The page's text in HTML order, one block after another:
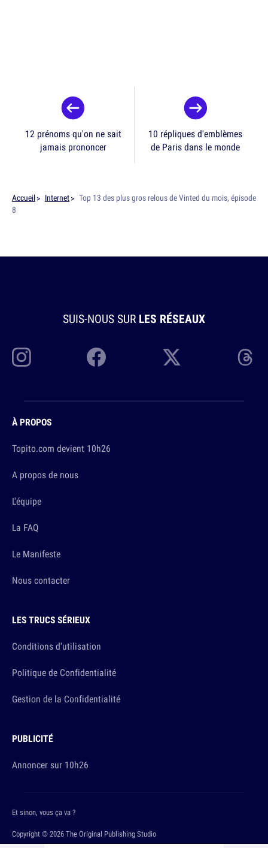
12 prénoms qu'on ne sait
jamais prononcer
10 répliques d'emblèmes
de Paris dans le monde
Accueil Internet
Top 13 des plus gros relous de Vinted du mois, épisode
8
SUIS-NOUS SUR LES RÉSEAUX
À PROPOS
Topito.com devient 10h26
A propos de nous
L'équipe
La FAQ
Le Manifeste
Nous contacter
LES TRUCS SÉRIEUX
Conditions d'utilisation
Politique de Confidentialité
Gestion de la Confidentialité
PUBLICITÉ
Annoncer sur 10h26
Copyright © 2026 The Original Publishing Studio
Et sinon, vous ça va ?